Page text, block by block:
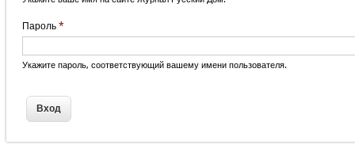
Пароль *
Укажите пароль, соответствующий вашему имени пользователя.